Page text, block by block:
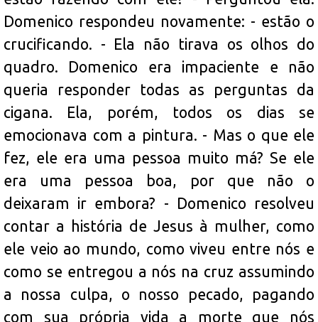
Domenico respondeu novamente: - estão o
crucificando. - Ela não tirava os olhos do
quadro. Domenico era impaciente e não
queria responder todas as perguntas da
cigana. Ela, porém, todos os dias se
emocionava com a pintura. - Mas o que ele
fez, ele era uma pessoa muito má? Se ele
era uma pessoa boa, por que não o
deixaram ir embora? - Domenico resolveu
contar a história de Jesus à mulher, como
ele veio ao mundo, como viveu entre nós e
como se entregou a nós na cruz assumindo
a nossa culpa, o nosso pecado, pagando
com sua própria vida a morte que nós